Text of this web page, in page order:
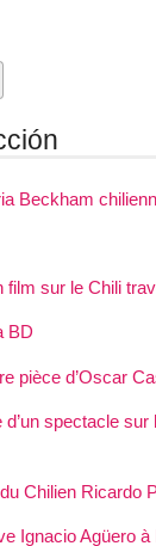
Beckham
film sur le Chili
BD
pièce d’Oscar
spectacle sur
Chilien Ricardo
Ignacio Agüero à